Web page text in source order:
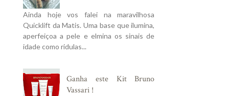
Ainda hoje vos falei na maravilhosa
Quicklift da Matis. Uma base que ilumina,
aperfeiçoa a pele e elmina os sinais de
idade como ridulas...
Ganha este Kit Bruno
Vassari !